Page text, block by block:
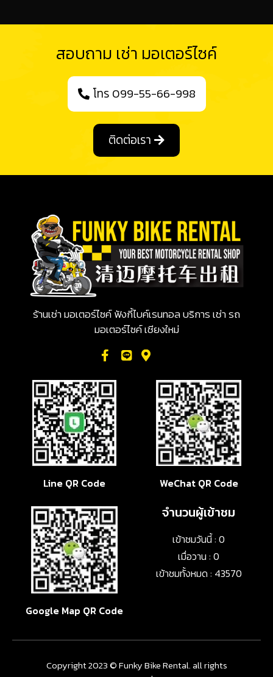
สอบถาม เช่า มอเตอร์ไซค์
โทร 099-55-66-998
ติดต่อเรา
ร้านเช่า มอเตอร์ไซค์ ฟังกี้ไบค์เรนทอล บริการ เช่า รถ
มอเตอร์ไซค์ เชียงใหม่
Line QR Code WeChat QR Code
Google Map QR Code
จำนวนผู้เข้าชม
เข้าชมวันนี้ : 0
เมื่อวาน : 0
เข้าชมทั้งหมด : 43570
Copyright 2023 © Funky Bike Rental. all rights